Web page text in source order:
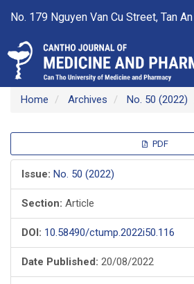
Navigation
Content
Sidebar
No. 179 Nguyen Van Cu Street, Tan
Home Archives No. 50 (2022)
Sidebar
PDF
Issue: No. 50 (2022)
Section: Article
DOI: 10.58490/ctump.2022i50.116
Date Published: 20/08/2022